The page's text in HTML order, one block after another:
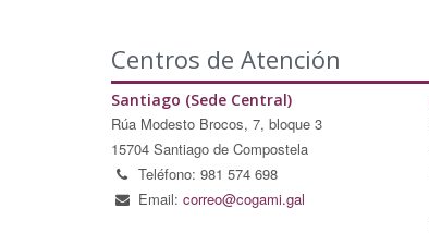
Centros de Atención
Santiago (Sede Central)
Rúa Modesto Brocos, 7, bloque 3
15704 Santiago de Compostela
Teléfono: 981 574 698
Email: correo@cogami.gal